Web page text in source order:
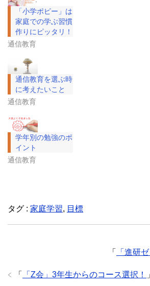
「小学ポピー」は
家庭での学ぶ習慣
作りにピッタリ！
通信教育
通信教育を選ぶ時
に考えたいこと
通信教育
学年別の勉強のポ
イント
通信教育
タグ : 家庭学習, 目標
「 「進研
「 「Z会」3年生からのコース選択！ 」